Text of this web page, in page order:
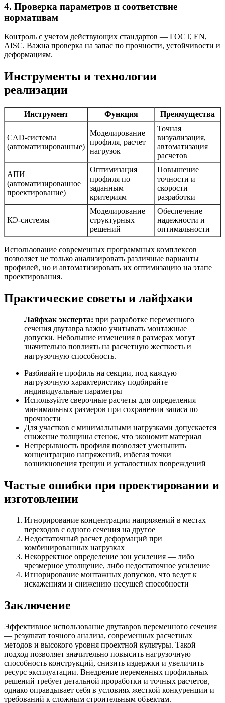
4. Проверка параметров и соответствие
нормативам
Контроль с учетом действующих стандартов — ГОСТ, EN,
AISC. Важна проверка на запас по прочности, устойчивости и
деформациям.
Инструменты и технологии
реализации
Инструмент Функция Преимущества
CAD-системы
(автоматизированные)
Моделирование
профиля, расчет
нагрузок
Точная
визуализация,
автоматизация
расчетов
АПИ
(автоматизированное
проектирование)
Оптимизация
профиля по
заданным
критериям
Повышение
точности и
скорости
разработки
КЭ-системы
Моделирование
структурных
решений
Обеспечение
надежности и
оптимальности
Использование современных программных комплексов
позволяет не только анализировать различные варианты
профилей, но и автоматизировать их оптимизацию на этапе
проектирования.
Практические советы и лайфхаки
Лайфхак эксперта: при разработке переменного
сечения двутавра важно учитывать монтажные
допуски. Небольшие изменения в размерах могут
значительно повлиять на расчетную жесткость и
нагрузочную способность.
Разбивайте профиль на секции, под каждую
нагрузочную характеристику подбирайте
индивидуальные параметры
Используйте сверочные расчеты для определения
минимальных размеров при сохранении запаса по
прочности
Для участков с минимальными нагрузками допускается
снижение толщины стенок, что экономит материал
Непрерывность профиля позволяет уменьшить
концентрацию напряжений, избегая точки
возникновения трещин и усталостных повреждений
Частые ошибки при проектировании и
изготовлении
Игнорирование концентрации напряжений в местах
переходов с одного сечения на другое
Недостаточный расчет деформаций при
комбинированных нагрузках
Некорректное определение зон усиления — либо
чрезмерное утолщение, либо недостаточное усиление
Игнорирование монтажных допусков, что ведет к
искажениям и снижению несущей способности
Заключение
Эффективное использование двутавров переменного сечения
— результат точного анализа, современных расчетных
методов и высокого уровня проектной культуры. Такой
подход позволяет значительно повысить нагрузочную
способность конструкций, снизить издержки и увеличить
ресурс эксплуатации. Внедрение переменных профильных
решений требует детальной проработки и точных расчетов,
однако оправдывает себя в условиях жесткой конкуренции и
требований к сложным строительным объектам.